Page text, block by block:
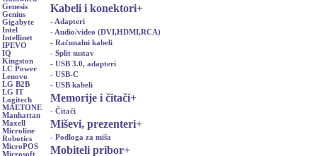
Genesis
Genius
Gigabyte
Intel
Intellinet
IPEVO
IQ
Kingston
LC Power
Lenovo
LG B2B
LG IT
Logitech
MAETONE
Manhattan
Maxell
Microline
Robotics
MicroPOS
Microsoft
Kabeli i konektori+
- Adapteri
- Audio/video (DVI,HDMI,RCA)
- Računalni kabeli
- Split sustav
- USB 3.0, adapteri
- USB-C
- USB kabeli
Memorije i čitači+
- Čitači
Miševi, prezenteri+
- Podloga za miša
Mobiteli pribor+